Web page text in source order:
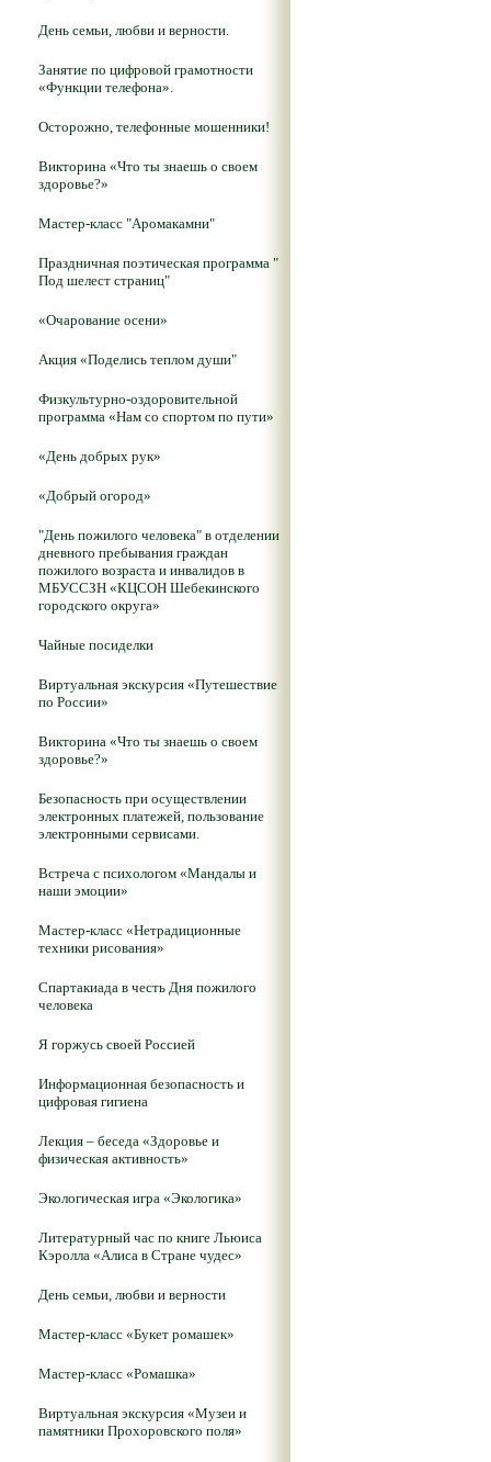
День семьи, любви и верности.
Занятие по цифровой грамотности
«Функции телефона».
Осторожно, телефонные мошенники!
Викторина «Что ты знаешь о своем
здоровье?»
Мастер-класс "Аромакамни"
Праздничная поэтическая программа "
Под шелест страниц"
«Очарование осени»
Акция «Поделись теплом души"
Физкультурно-оздоровительной
программа «Нам со спортом по пути»
«День добрых рук»
«Добрый огород»
"День пожилого человека" в отделении
дневного пребывания граждан
пожилого возраста и инвалидов в
МБУССЗН «КЦСОН Шебекинского
городского округа»
Чайные посиделки
Виртуальная экскурсия «Путешествие
по России»
Викторина «Что ты знаешь о своем
здоровье?»
Безопасность при осуществлении
электронных платежей, пользование
электронными сервисами.
Встреча с психологом «Мандалы и
наши эмоции»
Мастер-класс «Нетрадиционные
техники рисования»
Спартакиада в честь Дня пожилого
человека
Я горжусь своей Россией
Информационная безопасность и
цифровая гигиена
Лекция – беседа «Здоровье и
физическая активность»
Экологическая игра «Экологика»
Литературный час по книге Льюиса
Кэролла «Алиса в Стране чудес»
День семьи, любви и верности
Мастер-класс «Букет ромашек»
Мастер-класс «Ромашка»
Виртуальная экскурсия «Музеи и
памятники Прохоровского поля»